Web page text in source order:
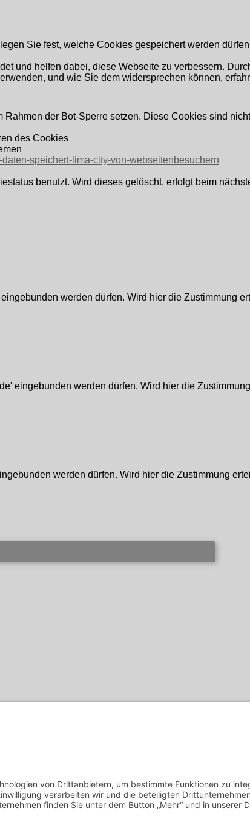
Sie fest, welche Cookies gespeichert werden
und helfen dabei, diese Webseite zu verbessern.
und wie Sie dem widersprechen können,
Rahmen der Bot-Sperre setzen. Diese Cookies sind
des Cookies
speichert-lima-city-von-webseitenbesuchern
benutzt. Wird dieses gelöscht, erfolgt beim
werden dürfen. Wird hier die Zustimmung
eingebunden werden dürfen. Wird hier die
werden dürfen. Wird hier die Zustimmung
Nachricht hinterlassen
(bzw. farblich hinterlegten) Felder sind
und Ort) und / oder die Telefonnummer und / oder die E-